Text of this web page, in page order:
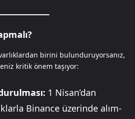
birini bulunduruyorsanız,
kritik önem taşıyor:
1 Nisan’dan
Binance üzerinde alım-